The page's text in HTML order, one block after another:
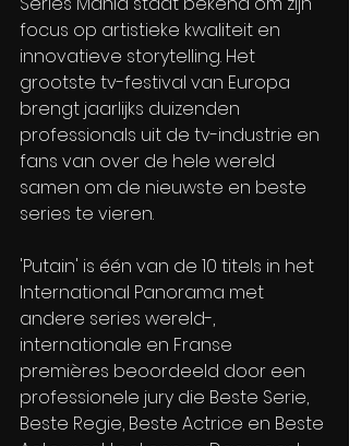
focus op artistieke kwaliteit en
innovatieve storytelling. Het
grootste tv-festival van Europa
brengt jaarlijks duizenden
professionals uit de tv-industrie en
fans van over de hele wereld
samen om de nieuwste en beste
series te vieren.
'Putain' is één van de 10 titels in het
International Panorama met
andere series wereld-,
internationale en Franse
premières beoordeeld door een
professionele jury die Beste Serie,
Beste Regie, Beste Actrice en Beste